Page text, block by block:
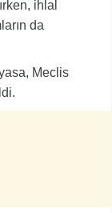
ihlal
da
Meclis